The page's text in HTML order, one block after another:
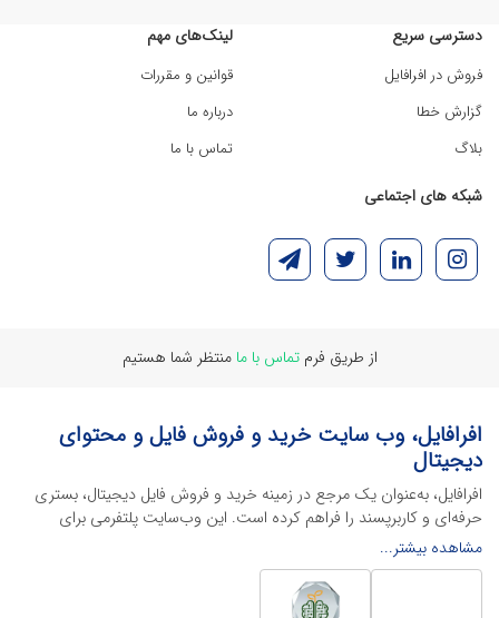
دسترسی سریع
فروش در افرافایل
گزارش خطا
بلاگ
لینک‌های مهم
قوانین و مقررات
درباره ما
تماس با ما
شبکه های اجتماعی
از طریق فرمتماس با ما منتظر شما هستیم
افرافایل، وب سایت خرید و فروش فایل و محتوای
دیجیتال
افرافایل، به‌عنوان یک مرجع در زمینه خرید و فروش فایل دیجیتال، بستری
حرفه‌ای و کاربرپسند را فراهم کرده است. این وب‌سایت‌ پلتفرمی برای
طراحان، دانشجویان و فریلنسرها ایجاد می‌کند تا به راحتی محصولات
دیجیتال خود را به فروش رسانده یا از محتواهایی باکیفیت برای پیشبرد
اهدافشان استفاده کنند.
مشاهده بیشتر...